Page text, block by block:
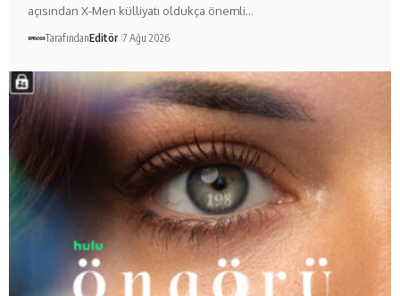
açısından X-Men külliyatı oldukça önemli…
TarafındanEditör 7 Ağu 2026